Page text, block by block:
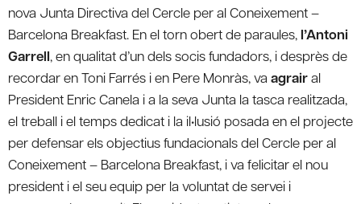
nova Junta Directiva del Cercle per al Coneixement –
Barcelona Breakfast. En el torn obert de paraules, l’Antoni
Garrell, en qualitat d’un dels socis fundadors, i desprès de
recordar en Toni Farrés i en Pere Monràs, va agrairal
President Enric Canela i a la seva Junta la tasca realitzada,
el treball i el temps dedicat i la il•lusió posada en el projecte
per defensar els objectius fundacionals del Cercle per al
Coneixement – Barcelona Breakfast, i va felicitar el nou
president i el seu equip per la voluntat de servei i